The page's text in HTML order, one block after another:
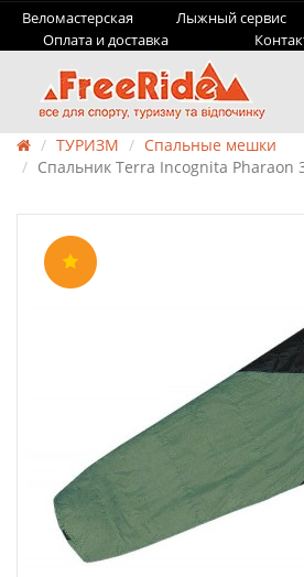
Веломастерская Лыжный сервис
Оплата и доставка
ТУРИЗМ
Спальные мешки
Спальник Terra Incognita Pharaon